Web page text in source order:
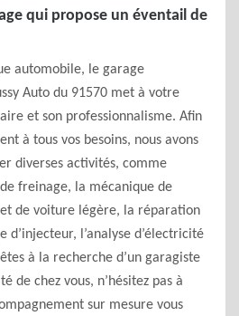
qui propose un éventail de
automobile, le garage
Auto du 91570 met à votre
et son professionnalisme. Afin
à tous vos besoins, nous avons
diverses activités, comme
freinage, la mécanique de
de voiture légère, la réparation
d’injecteur, l’analyse d’électricité
à la recherche d’un garagiste
de chez vous, n’hésitez pas à
sur mesure vous